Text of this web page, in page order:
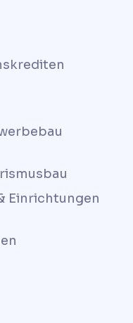
Einrichtungen